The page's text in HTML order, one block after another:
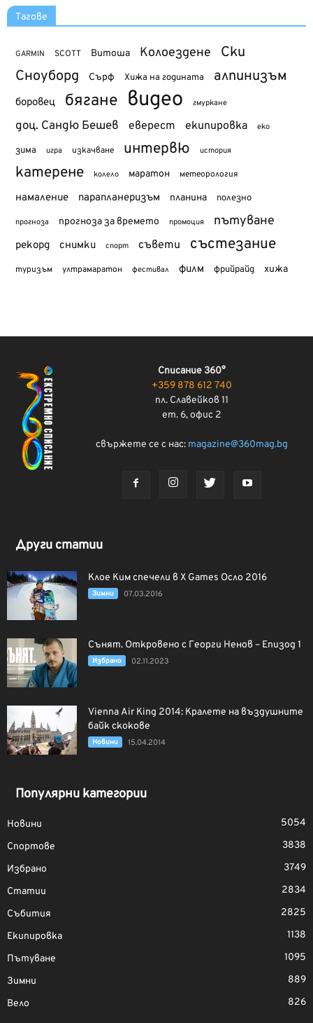
Тагове
GARMIN SCOTT Витоша Колоездене Ски
Сноуборд Сърф Хижа на годината алпинизъм
боровец бягане видео гмуркане
доц. Сандю Бешев еверест екипировка еко
зима игра изкачване интервю история
катерене колело маратон метеорология
намаление парапланеризъм планина полезно
прогноза прогноза за времето промоция пътуване
рекорд снимки спорт съвети състезание
туризъм ултрамаратон фестивал филм фрийрайд хижа
Списание 360°
+359 878 612 740
пл. Славейков 11
ет. 6, офис 2
свържете се с нас: magazine@360mag.bg
Други статии
Клое Ким спечели в X Games Осло 2016
Зимни 07.03.2016
Сънят. Откровено с Георги Ненов – Епизод 1
Избрано 02.11.2023
Vienna Air King 2014: Кралете на въздушните
байк скокове
Новини 15.04.2014
Популярни категории
Новини
5054
Спортове
3838
Избрано
3749
Статии
2834
Събития
2825
Екипировка
1138
Пътуване
1095
Зимни
889
Вело
826